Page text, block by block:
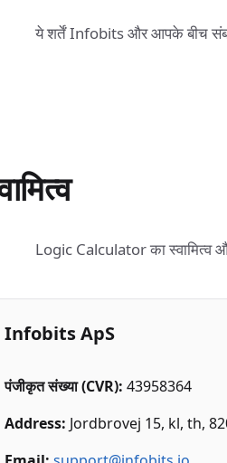
ये शर्तें Infobits और आपके बीच
Logic Calculator का स्वामित्व
Infobits ApS
पंजीकृत संख्या (CVR): 43958364
Address: Jordbrovej 15, kl, th,